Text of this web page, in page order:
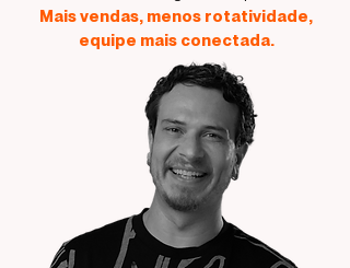
Mais vendas, menos rotatividade,
equipe mais conectada.